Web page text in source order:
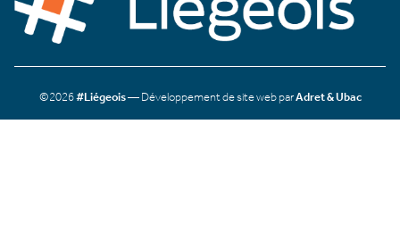
©2026#Liégeois— Développement de site web parAdret & Ubac